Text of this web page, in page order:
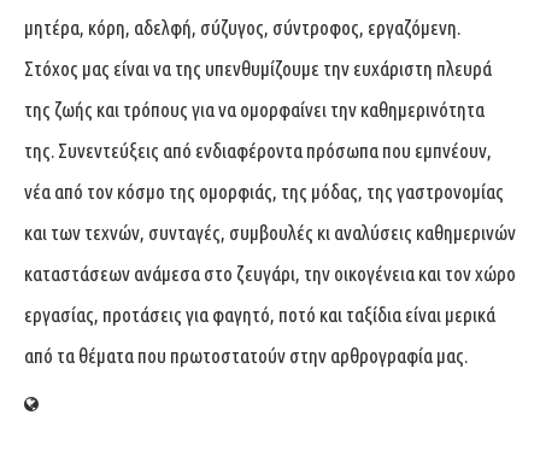
μητέρα, κόρη, αδελφή, σύζυγος, σύντροφος, εργαζόμενη.
Στόχος μας είναι να της υπενθυμίζουμε την ευχάριστη πλευρά
της ζωής και τρόπους για να ομορφαίνει την καθημερινότητα
της. Συνεντεύξεις από ενδιαφέροντα πρόσωπα που εμπνέουν,
νέα από τον κόσμο της ομορφιάς, της μόδας, της γαστρονομίας
και των τεχνών, συνταγές, συμβουλές κι αναλύσεις καθημερινών
καταστάσεων ανάμεσα στο ζευγάρι, την οικογένεια και τον χώρο
εργασίας, προτάσεις για φαγητό, ποτό και ταξίδια είναι μερικά
από τα θέματα που πρωτοστατούν στην αρθρογραφία μας.